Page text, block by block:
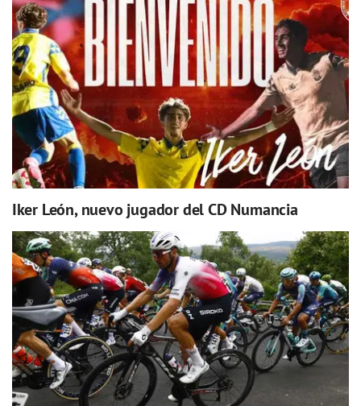
Iker León, nuevo jugador del CD Numancia